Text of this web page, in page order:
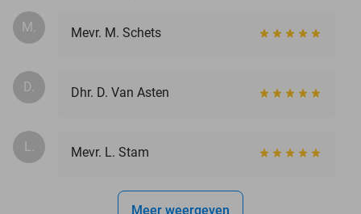
M. Mevr. M. Schets
D. Dhr. D. Van Asten
L. Mevr. L. Stam
Meer weergeven